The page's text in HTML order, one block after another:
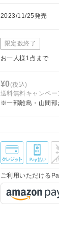
2023/11/25発売
限定数終了
お一人様1点まで
¥0(税込)
送料無料キャンペー
※一部離島・山間部
ご利用いただける